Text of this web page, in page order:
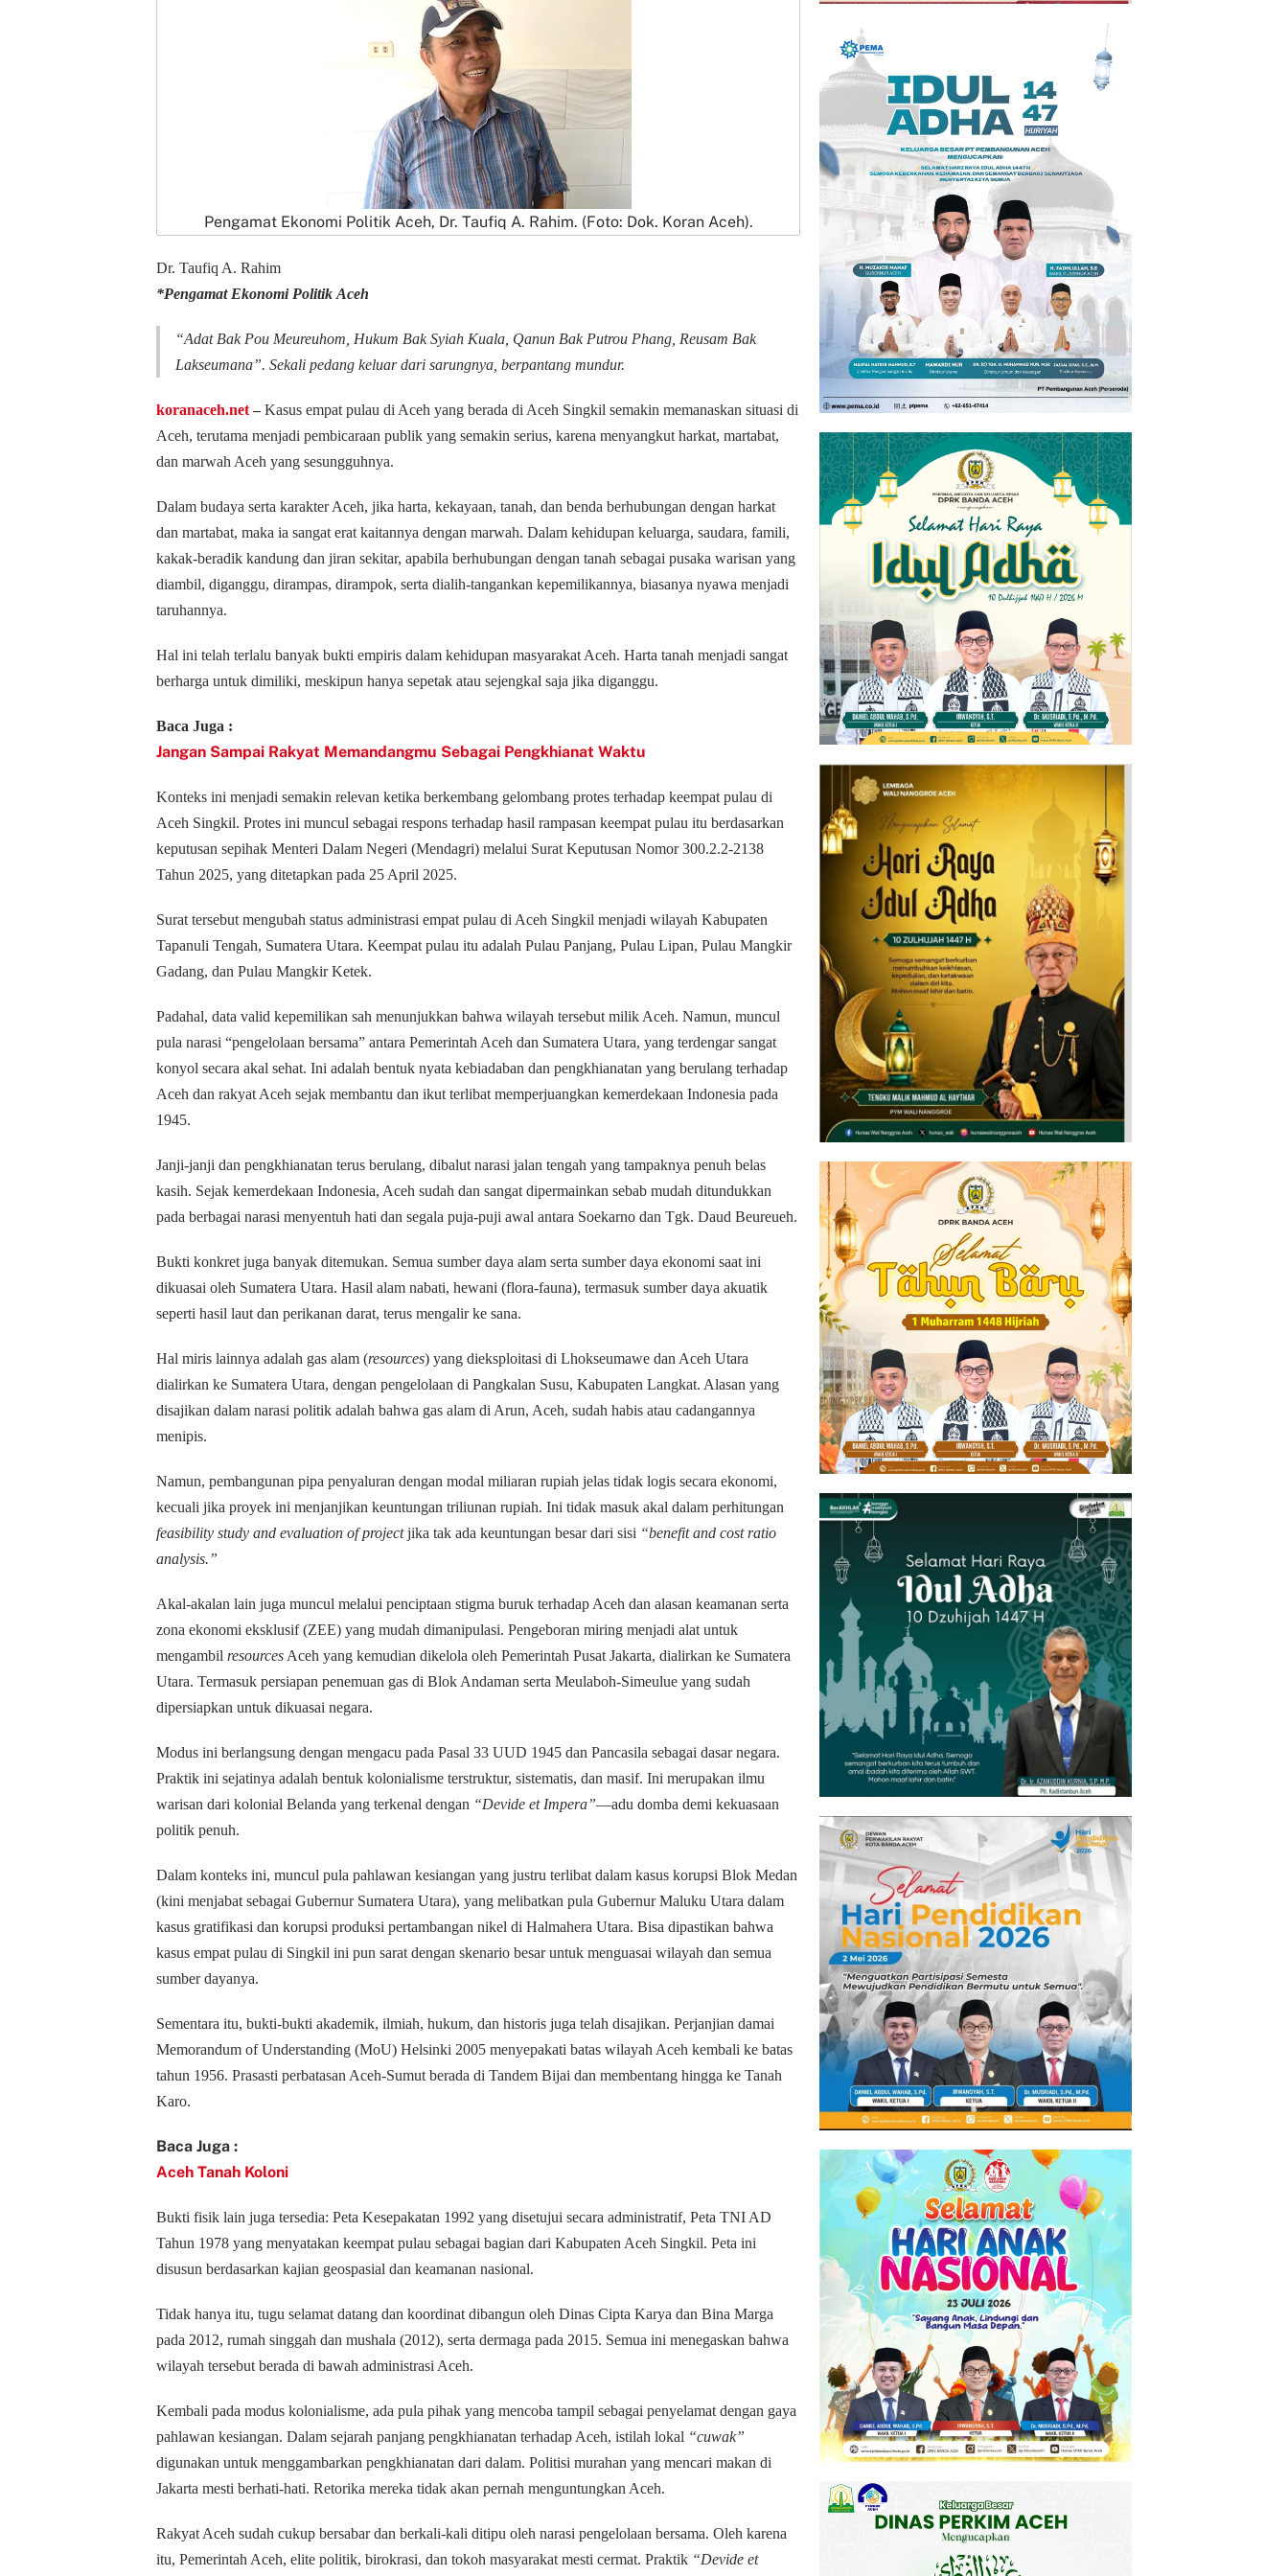
Pengamat Ekonomi Politik Aceh, Dr. Taufiq A. Rahim. (Foto: Dok. Koran Aceh).
Dr. Taufiq A. Rahim
*Pengamat Ekonomi Politik Aceh
“Adat Bak Pou Meureuhom, Hukum Bak Syiah Kuala, Qanun Bak Putrou Phang, Reusam Bak
Lakseumana”. Sekali pedang keluar dari sarungnya, berpantang mundur.
koranaceh.net ‒ Kasus empat pulau di Aceh yang berada di Aceh Singkil semakin memanaskan situasi di
Aceh, terutama menjadi pembicaraan publik yang semakin serius, karena menyangkut harkat, martabat,
dan marwah Aceh yang sesungguhnya.
Dalam budaya serta karakter Aceh, jika harta, kekayaan, tanah, dan benda berhubungan dengan harkat
dan martabat, maka ia sangat erat kaitannya dengan marwah. Dalam kehidupan keluarga, saudara, famili,
kakak-beradik kandung dan jiran sekitar, apabila berhubungan dengan tanah sebagai pusaka warisan yang
diambil, diganggu, dirampas, dirampok, serta dialih-tangankan kepemilikannya, biasanya nyawa menjadi
taruhannya.
Hal ini telah terlalu banyak bukti empiris dalam kehidupan masyarakat Aceh. Harta tanah menjadi sangat
berharga untuk dimiliki, meskipun hanya sepetak atau sejengkal saja jika diganggu.
Baca Juga :
Jangan Sampai Rakyat Memandangmu Sebagai Pengkhianat Waktu
Konteks ini menjadi semakin relevan ketika berkembang gelombang protes terhadap keempat pulau di
Aceh Singkil. Protes ini muncul sebagai respons terhadap hasil rampasan keempat pulau itu berdasarkan
keputusan sepihak Menteri Dalam Negeri (Mendagri) melalui Surat Keputusan Nomor 300.2.2-2138
Tahun 2025, yang ditetapkan pada 25 April 2025.
Surat tersebut mengubah status administrasi empat pulau di Aceh Singkil menjadi wilayah Kabupaten
Tapanuli Tengah, Sumatera Utara. Keempat pulau itu adalah Pulau Panjang, Pulau Lipan, Pulau Mangkir
Gadang, dan Pulau Mangkir Ketek.
Padahal, data valid kepemilikan sah menunjukkan bahwa wilayah tersebut milik Aceh. Namun, muncul
pula narasi “pengelolaan bersama” antara Pemerintah Aceh dan Sumatera Utara, yang terdengar sangat
konyol secara akal sehat. Ini adalah bentuk nyata kebiadaban dan pengkhianatan yang berulang terhadap
Aceh dan rakyat Aceh sejak membantu dan ikut terlibat memperjuangkan kemerdekaan Indonesia pada
1945.
Janji-janji dan pengkhianatan terus berulang, dibalut narasi jalan tengah yang tampaknya penuh belas
kasih. Sejak kemerdekaan Indonesia, Aceh sudah dan sangat dipermainkan sebab mudah ditundukkan
pada berbagai narasi menyentuh hati dan segala puja-puji awal antara Soekarno dan Tgk. Daud Beureueh.
Bukti konkret juga banyak ditemukan. Semua sumber daya alam serta sumber daya ekonomi saat ini
dikuasai oleh Sumatera Utara. Hasil alam nabati, hewani (flora-fauna), termasuk sumber daya akuatik
seperti hasil laut dan perikanan darat, terus mengalir ke sana.
Hal miris lainnya adalah gas alam (resources) yang dieksploitasi di Lhokseumawe dan Aceh Utara
dialirkan ke Sumatera Utara, dengan pengelolaan di Pangkalan Susu, Kabupaten Langkat. Alasan yang
disajikan dalam narasi politik adalah bahwa gas alam di Arun, Aceh, sudah habis atau cadangannya
menipis.
Namun, pembangunan pipa penyaluran dengan modal miliaran rupiah jelas tidak logis secara ekonomi,
kecuali jika proyek ini menjanjikan keuntungan triliunan rupiah. Ini tidak masuk akal dalam perhitungan
feasibility study and evaluation of projectjika tak ada keuntungan besar dari sisi “benefit and cost ratio
analysis.”
Akal-akalan lain juga muncul melalui penciptaan stigma buruk terhadap Aceh dan alasan keamanan serta
zona ekonomi eksklusif (ZEE) yang mudah dimanipulasi. Pengeboran miring menjadi alat untuk
mengambil resources Aceh yang kemudian dikelola oleh Pemerintah Pusat Jakarta, dialirkan ke Sumatera
Utara. Termasuk persiapan penemuan gas di Blok Andaman serta Meulaboh-Simeulue yang sudah
dipersiapkan untuk dikuasai negara.
Modus ini berlangsung dengan mengacu pada Pasal 33 UUD 1945 dan Pancasila sebagai dasar negara.
Praktik ini sejatinya adalah bentuk kolonialisme terstruktur, sistematis, dan masif. Ini merupakan ilmu
warisan dari kolonial Belanda yang terkenal dengan “Devide et Impera”—adu domba demi kekuasaan
politik penuh.
Dalam konteks ini, muncul pula pahlawan kesiangan yang justru terlibat dalam kasus korupsi Blok Medan
(kini menjabat sebagai Gubernur Sumatera Utara), yang melibatkan pula Gubernur Maluku Utara dalam
kasus gratifikasi dan korupsi produksi pertambangan nikel di Halmahera Utara. Bisa dipastikan bahwa
kasus empat pulau di Singkil ini pun sarat dengan skenario besar untuk menguasai wilayah dan semua
sumber dayanya.
Sementara itu, bukti-bukti akademik, ilmiah, hukum, dan historis juga telah disajikan. Perjanjian damai
Memorandum of Understanding (MoU) Helsinki 2005 menyepakati batas wilayah Aceh kembali ke batas
tahun 1956. Prasasti perbatasan Aceh-Sumut berada di Tandem Bijai dan membentang hingga ke Tanah
Karo.
Baca Juga :
Aceh Tanah Koloni
Bukti fisik lain juga tersedia: Peta Kesepakatan 1992 yang disetujui secara administratif, Peta TNI AD
Tahun 1978 yang menyatakan keempat pulau sebagai bagian dari Kabupaten Aceh Singkil. Peta ini
disusun berdasarkan kajian geospasial dan keamanan nasional.
Tidak hanya itu, tugu selamat datang dan koordinat dibangun oleh Dinas Cipta Karya dan Bina Marga
pada 2012, rumah singgah dan mushala (2012), serta dermaga pada 2015. Semua ini menegaskan bahwa
wilayah tersebut berada di bawah administrasi Aceh.
Kembali pada modus kolonialisme, ada pula pihak yang mencoba tampil sebagai penyelamat dengan gaya
pahlawan kesiangan. Dalam sejarah panjang pengkhianatan terhadap Aceh, istilah lokal “cuwak”
digunakan untuk menggambarkan pengkhianatan dari dalam. Politisi murahan yang mencari makan di
Jakarta mesti berhati-hati. Retorika mereka tidak akan pernah menguntungkan Aceh.
Rakyat Aceh sudah cukup bersabar dan berkali-kali ditipu oleh narasi pengelolaan bersama. Oleh karena
itu, Pemerintah Aceh, elite politik, birokrasi, dan tokoh masyarakat mesti cermat. Praktik “Devide et